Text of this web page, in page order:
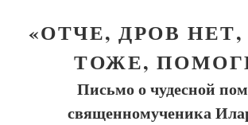
«ОТЧЕ, ДРОВ
ТОЖЕ,
Письмо о чудесной
священномученика